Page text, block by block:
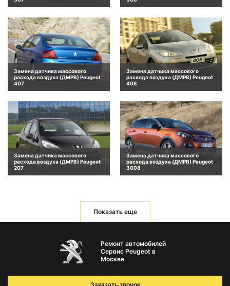
Замена датчика массового
расхода воздуха (ДМРВ) Peugeot
407
Замена датчика массового
расхода воздуха (ДМРВ) Peugeot
408
Замена датчика массового
расхода воздуха (ДМРВ) Peugeot
207
Замена датчика массового
расхода воздуха (ДМРВ) Peugeot
3008
Показать еще
Ремонт автомобилей
Сервис Peugeot в
Москве